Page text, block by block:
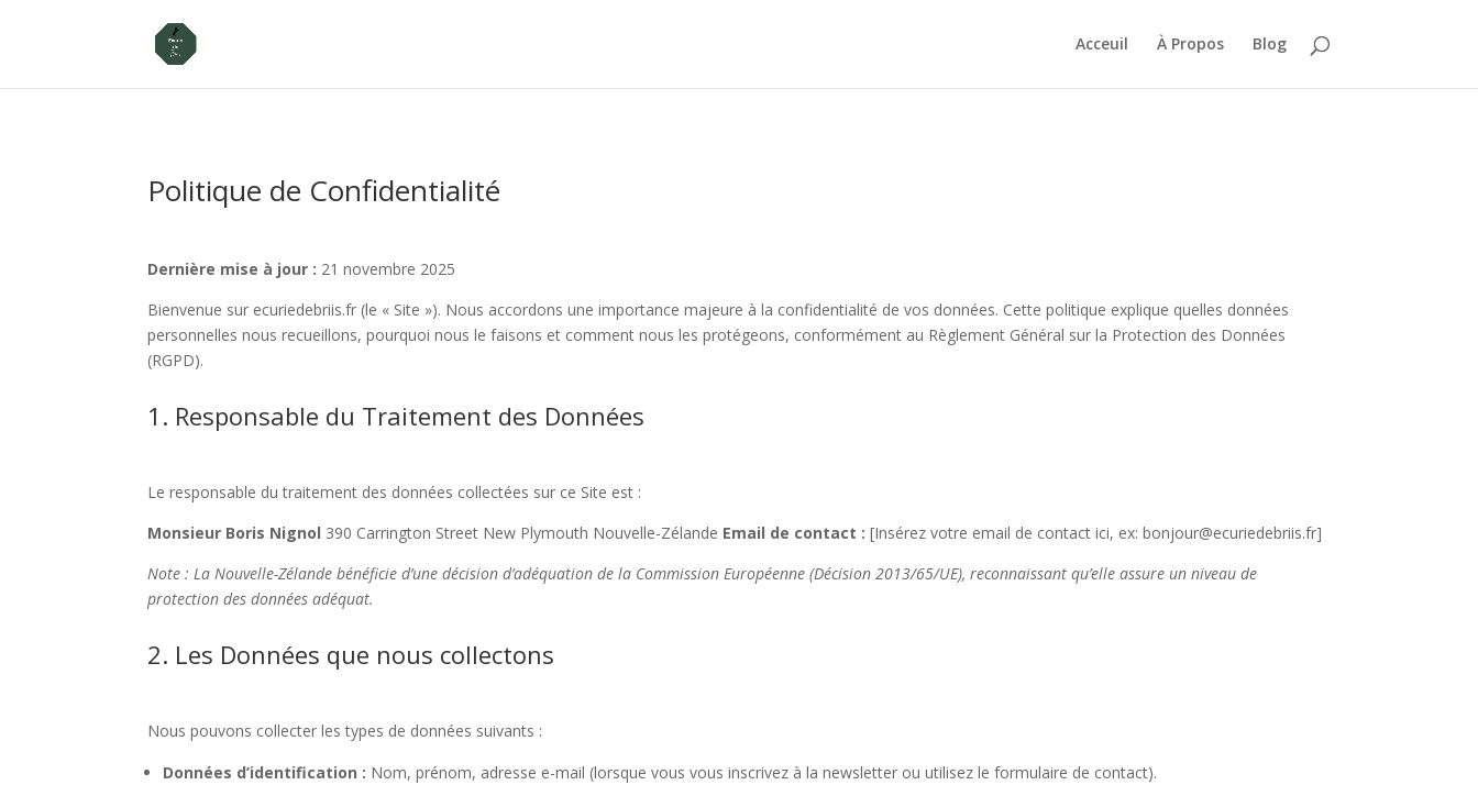
Acceuil À Propos Blog
Politique de Confidentialité
Dernière mise à jour : 21 novembre 2025
Bienvenue sur ecuriedebriis.fr (le « Site »). Nous accordons une importance majeure à la confidentialité de vos données. Cette politique explique quelles données
personnelles nous recueillons, pourquoi nous le faisons et comment nous les protégeons, conformément au Règlement Général sur la Protection des Données
(RGPD).
1. Responsable du Traitement des Données
Le responsable du traitement des données collectées sur ce Site est :
Monsieur Boris Nignol 390 Carrington Street New Plymouth Nouvelle-Zélande Email de contact : [Insérez votre email de contact ici, ex: bonjour@ecuriedebriis.fr]
Note : La Nouvelle-Zélande bénéficie d’une décision d’adéquation de la Commission Européenne (Décision 2013/65/UE), reconnaissant qu’elle assure un niveau de
protection des données adéquat.
2. Les Données que nous collectons
Nous pouvons collecter les types de données suivants :
Données d’identification : Nom, prénom, adresse e-mail (lorsque vous vous inscrivez à la newsletter ou utilisez le formulaire de contact).